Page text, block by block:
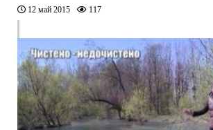
12 май 2015 117